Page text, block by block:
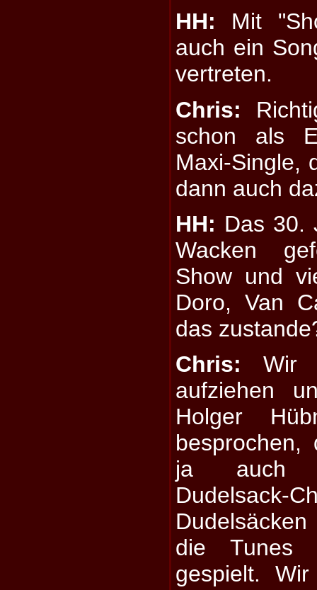
HH: Mit
auch ein
vertreten.
Chris:
schon als
Maxi-Single,
dann auch
HH: Das 30.
Wacken
Show und
Doro, Van
das
Chris: Wir
aufziehen
Holger
ja auch
die Tunes
gespielt.